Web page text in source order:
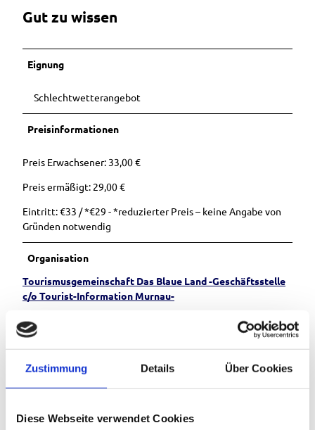
Zustimmung Details Über Cookies
Diese Webseite verwendet Cookies
Gut zu wissen
Eignung
Schlechtwetterangebot
Preisinformationen
Preis Erwachsener: 33,00 €
Preis ermäßigt: 29,00 €
Eintritt: €33 / *€29 - *reduzierter Preis – keine Angabe von
Gründen notwendig
Organisation
Tourismusgemeinschaft Das Blaue Land -Geschäftsstelle
c/o Tourist-Information Murnau-
In der Nähe